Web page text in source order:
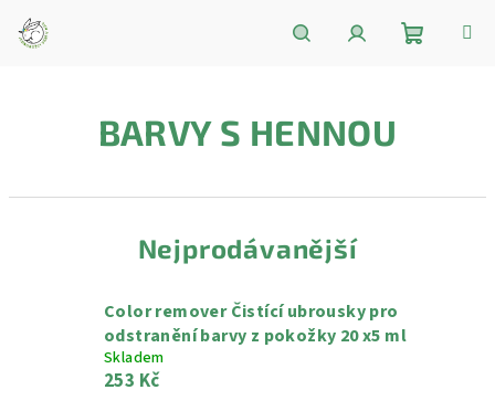
obsah
BARVY S HENNOU
Nejprodávanější
Color remover Čistící ubrousky pro
odstranění barvy z pokožky 20 x5 ml
Skladem
253 Kč